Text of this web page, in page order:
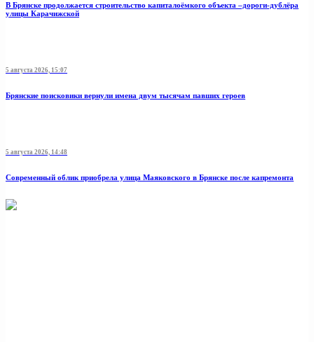
В Брянске продолжается строительство капиталоёмкого объекта –дороги-дублёра
улицы Карачижской
5 августа 2026, 15:07
Брянские поисковики вернули имена двум тысячам павших героев
5 августа 2026, 14:48
Современный облик приобрела улица Маяковского в Брянске после капремонта